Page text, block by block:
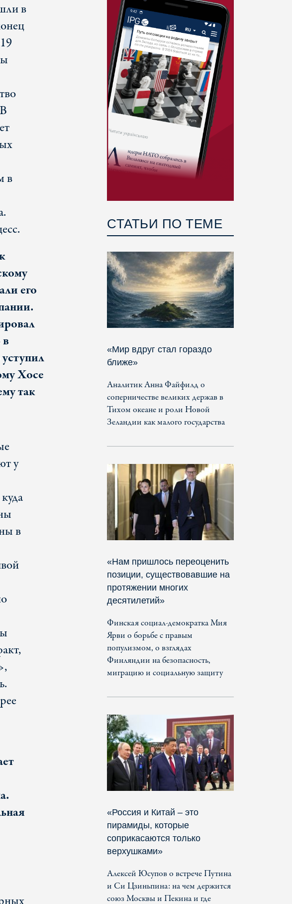
в
в
его
Хосе
так
у
в
СТАТЬИ ПО ТЕМЕ
«Мир вдруг стал гораздо
ближе»
Аналитик Анна Файфилд о
соперничестве великих держав в
Тихом океане и роли Новой
Зеландии как малого государства
«Нам пришлось переоценить
позиции, существовавшие на
протяжении многих
десятилетий»
Финская социал-демократка Мия
Ярви о борьбе с правым
популизмом, о взглядах
Финляндии на безопасность,
миграцию и социальную защиту
«Россия и Китай – это
пирамиды, которые
соприкасаются только
верхушками»
Алексей Юсупов о встрече Путина
и Си Цзиньпина: на чем держится
союз Москвы и Пекина и где